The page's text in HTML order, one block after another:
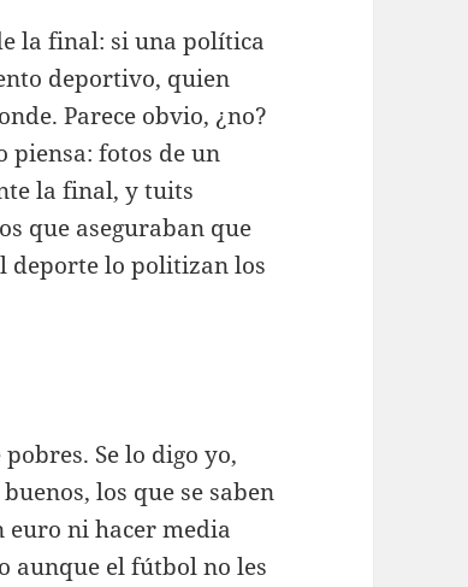
la final: si una política
deportivo, quien
Parece obvio, ¿no?
piensa: fotos de un
la final, y tuits
que aseguraban que
deporte lo politizan los
Se lo digo yo,
los que se saben
euro ni hacer media
aunque el fútbol no les